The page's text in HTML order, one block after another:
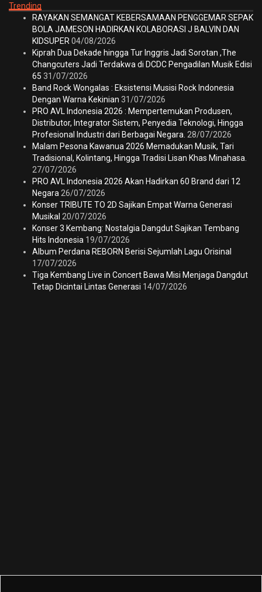
Trending
RAYAKAN SEMANGAT KEBERSAMAAN PENGGEMAR SEPAK
BOLA JAMESON HADIRKAN KOLABORASI J BALVIN DAN
KIDSUPER 04/08/2026
Kiprah Dua Dekade hingga Tur Inggris Jadi Sorotan ,The
Changcuters Jadi Terdakwa di DCDC Pengadilan Musik Edisi
65 31/07/2026
Band Rock Wongalas : Eksistensi Musisi Rock Indonesia
Dengan Warna Kekinian 31/07/2026
PRO AVL Indonesia 2026 : Mempertemukan Produsen,
Distributor, Integrator Sistem, Penyedia Teknologi, Hingga
Profesional Industri dari Berbagai Negara. 28/07/2026
Malam Pesona Kawanua 2026 Memadukan Musik, Tari
Tradisional, Kolintang, Hingga Tradisi Lisan Khas Minahasa.
27/07/2026
PRO AVL Indonesia 2026 Akan Hadirkan 60 Brand dari 12
Negara 26/07/2026
Konser TRIBUTE TO 2D Sajikan Empat Warna Generasi
Musikal 20/07/2026
Konser 3 Kembang: Nostalgia Dangdut Sajikan Tembang
Hits Indonesia 19/07/2026
Album Perdana REBORN Berisi Sejumlah Lagu Orisinal
17/07/2026
Tiga Kembang Live in Concert Bawa Misi Menjaga Dangdut
Tetap Dicintai Lintas Generasi 14/07/2026